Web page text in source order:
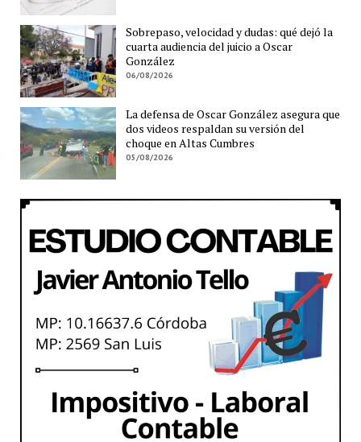
Sobrepaso, velocidad y dudas: qué dejó la
cuarta audiencia del juicio a Oscar
González
06/08/2026
La defensa de Oscar González asegura que
dos videos respaldan su versión del
choque en Altas Cumbres
05/08/2026